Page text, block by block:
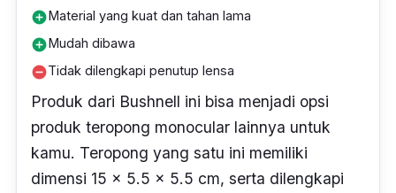
add_circleMaterial yang kuat dan tahan lama
add_circleMudah dibawa
remove_circleTidak dilengkapi penutup lensa
Produk dari Bushnell ini bisa menjadi opsi
produk teropong monocular lainnya untuk
kamu. Teropong yang satu ini memiliki
dimensi 15 x 5.5 x 5.5 cm, serta dilengkapi